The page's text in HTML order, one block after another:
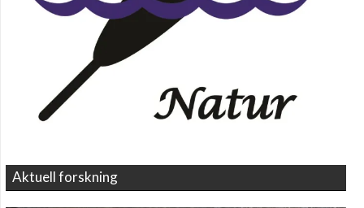
Aktuell forskning